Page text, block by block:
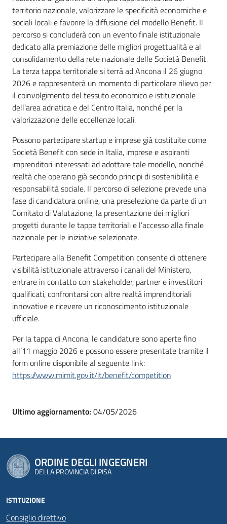
territorio nazionale, valorizzare le specificità economiche e
sociali locali e favorire la diffusione del modello Benefit. Il
percorso si concluderà con un evento finale istituzionale
dedicato alla premiazione delle migliori progettualità e al
consolidamento della rete nazionale delle Società Benefit.
La terza tappa territoriale si terrà ad Ancona il 26 giugno
2026 e rappresenterà un momento di particolare rilievo per
il coinvolgimento del tessuto economico e istituzionale
dell’area adriatica e del Centro Italia, nonché per la
valorizzazione delle eccellenze locali.
Possono partecipare startup e imprese già costituite come
Società Benefit con sede in Italia, imprese e aspiranti
imprenditori interessati ad adottare tale modello, nonché
realtà che operano già secondo principi di sostenibilità e
responsabilità sociale. Il percorso di selezione prevede una
fase di candidatura online, una preselezione da parte di un
Comitato di Valutazione, la presentazione dei migliori
progetti durante le tappe territoriali e l’accesso alla finale
nazionale per le iniziative selezionate.
Partecipare alla Benefit Competition consente di ottenere
visibilità istituzionale attraverso i canali del Ministero,
entrare in contatto con stakeholder, partner e investitori
qualificati, confrontarsi con altre realtà imprenditoriali
innovative e ricevere un riconoscimento istituzionale
ufficiale.
Per la tappa di Ancona, le candidature sono aperte fino
all’11 maggio 2026 e possono essere presentate tramite il
form online disponibile al seguente link:
https://www.mimit.gov.it/it/benefit/competition
Ultimo aggiornamento: 04/05/2026
ORDINE DEGLI INGEGNERI
DELLA PROVINCIA DI PISA
ISTITUZIONE
Consiglio direttivo